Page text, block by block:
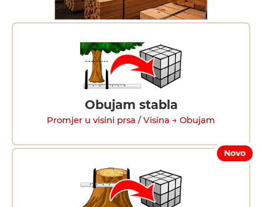
Obujam stabla
Promjer u visini prsa / Visina → Obujam
Novo